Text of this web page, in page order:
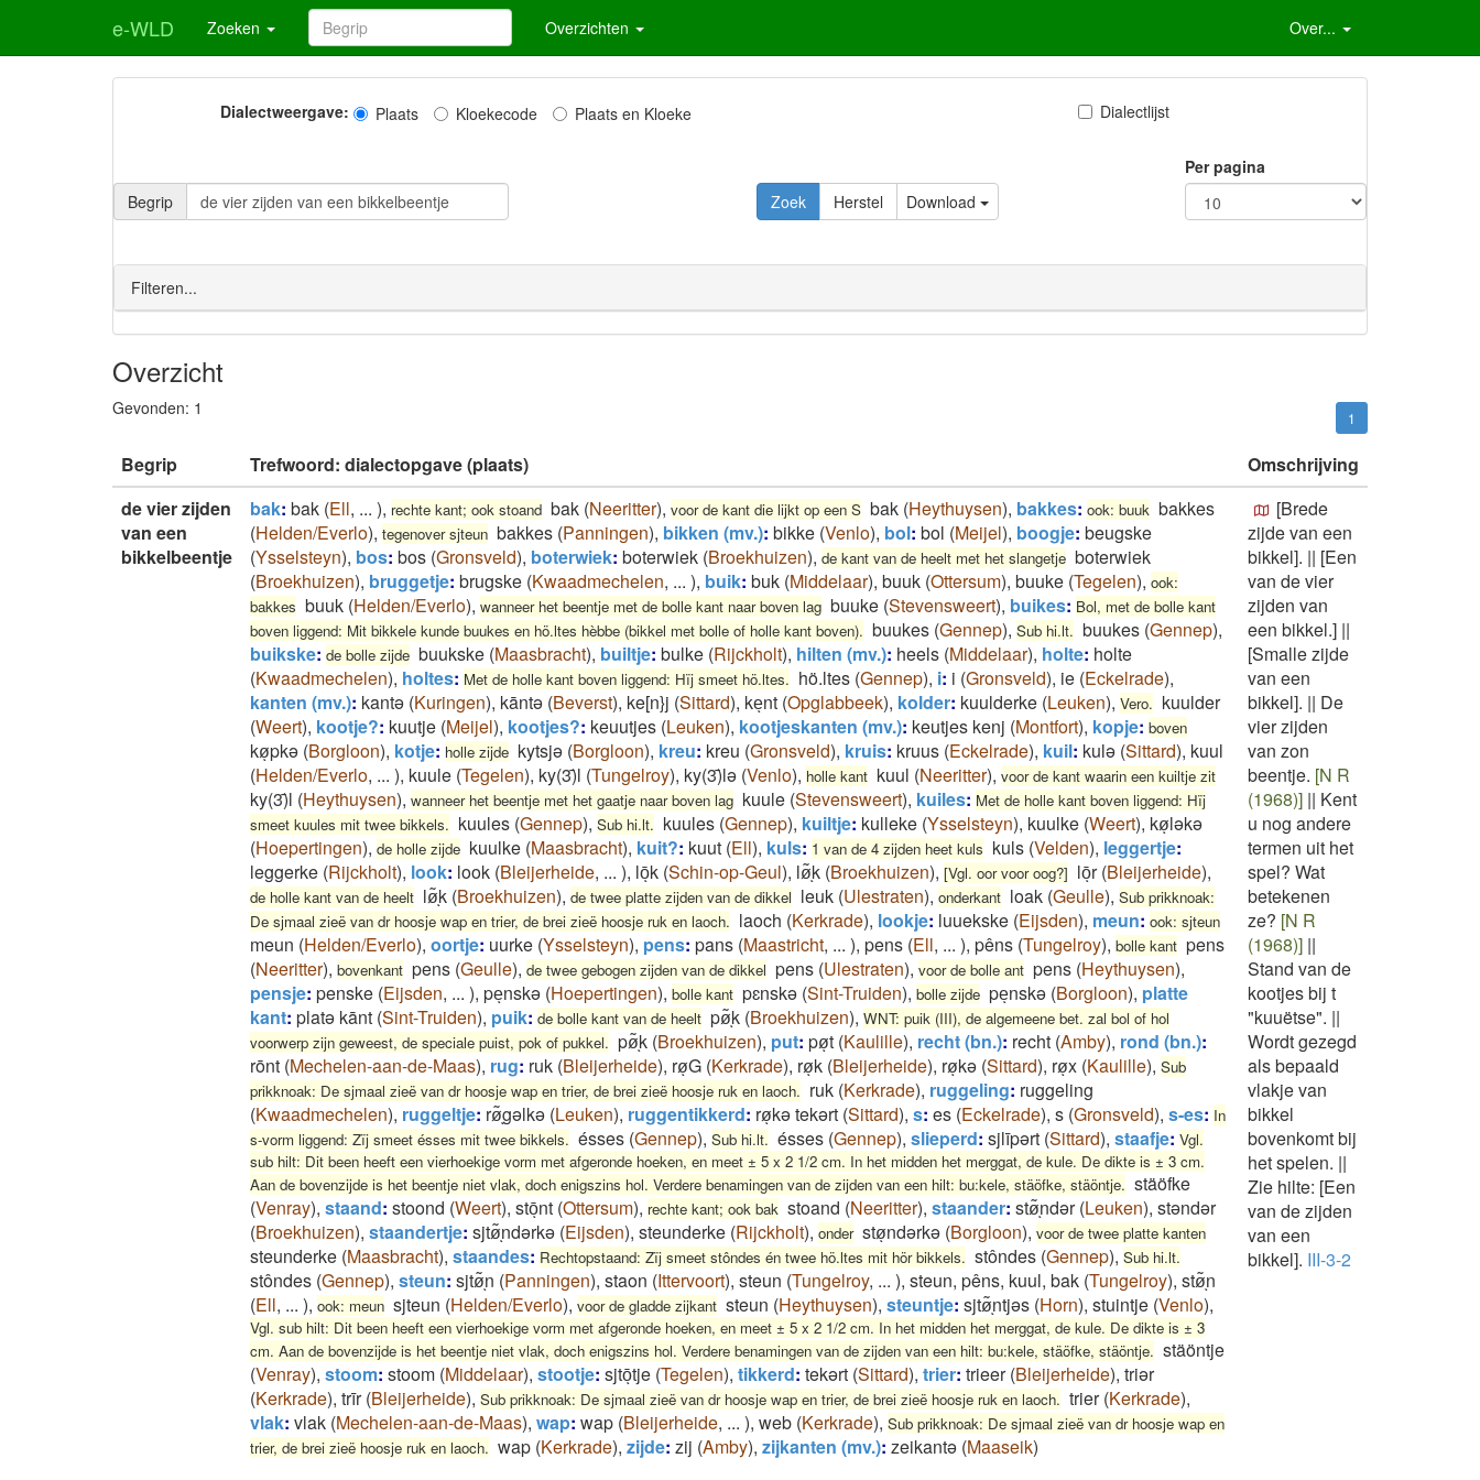
e-WLD Zoeken Overzichten Over...
Dialectweergave: Plaats Kloekecode Plaats en Kloeke Dialectlijst
Begrip Zoek Herstel Download
Per pagina
Filteren...
Overzicht
Gevonden: 1 1
Begrip Trefwoord: dialectopgave (plaats)
Omschrijving
de vier zijden
van een
bikkelbeentje
bak: bak (Ell, ... ), rechte kant; ook stoand bak (Neeritter), voor de kant die lijkt op een S bak (Heythuysen), bakkes: ook: buuk bakkes
(Helden/Everlo), tegenover sjteun bakkes (Panningen), bikken (mv.): bikke (Venlo), bol: bol (Meijel), boogje: beugske
(Ysselsteyn), bos: bos (Gronsveld), boterwiek: boterwiek (Broekhuizen), de kant van de heelt met het slangetje boterwiek
(Broekhuizen), bruggetje: brugske (Kwaadmechelen, ... ), buik: buk (Middelaar), buuk (Ottersum), buuke (Tegelen), ook:
bakkes buuk (Helden/Everlo), wanneer het beentje met de bolle kant naar boven lag buuke (Stevensweert), buikes: Bol, met de bolle kant
boven liggend: Mit bikkele kunde buukes en hö.ltes hèbbe (bikkel met bolle of holle kant boven). buukes (Gennep), Sub hi.lt. buukes (Gennep),
buikske: de bolle zijde buukske (Maasbracht), builtje: bulke (Rijckholt), hilten (mv.): heels (Middelaar), holte: holte
(Kwaadmechelen), holtes: Met de holle kant boven liggend: Hïj smeet hö.ltes. hö.ltes (Gennep), i: i (Gronsveld), ie (Eckelrade),
kanten (mv.): kantə (Kuringen), kāntə (Beverst), ke[n}j (Sittard), keͅnt (Opglabbeek), kolder: kuulderke (Leuken), Vero. kuulder
(Weert), kootje?: kuutje (Meijel), kootjes?: keuutjes (Leuken), kootjeskanten (mv.): keutjes kenj (Montfort), kopje: boven
køͅpkə (Borgloon), kotje: holle zijde kytsjə (Borgloon), kreu: kreu (Gronsveld), kruis: kruus (Eckelrade), kuil: kulə (Sittard), kuul
(Helden/Everlo, ... ), kuule (Tegelen), ky(3)̄l (Tungelroy), ky(3)̄lə (Venlo), holle kant kuul (Neeritter), voor de kant waarin een kuiltje zit
ky(3)̄l (Heythuysen), wanneer het beentje met het gaatje naar boven lag kuule (Stevensweert), kuiles: Met de holle kant boven liggend: Hïj
smeet kuules mit twee bikkels. kuules (Gennep), Sub hi.lt. kuules (Gennep), kuiltje: kulleke (Ysselsteyn), kuulke (Weert), køͅləkə
(Hoepertingen), de holle zijde kuulke (Maasbracht), kuit?: kuut (Ell), kuls: 1 van de 4 zijden heet kuls kuls (Velden), leggertje:
leggerke (Rijckholt), look: look (Bleijerheide, ... ), lōͅk (Schin-op-Geul), lø͂ͅk (Broekhuizen), [Vgl. oor voor oog?] lōͅr(Bleijerheide),
de holle kant van de heelt lø͂ͅk (Broekhuizen), de twee platte zijden van de dikkel leuk (Ulestraten), onderkant loak (Geulle), Sub prikknoak:
De sjmaal zieë van dr hoosje wap en trier, de brei zieë hoosje ruk en laoch. laoch (Kerkrade), lookje: luuekske (Eijsden), meun: ook: sjteun
meun (Helden/Everlo), oortje: uurke (Ysselsteyn), pens: pans (Maastricht, ... ), pens (Ell, ... ), pêns (Tungelroy), bolle kant pens
(Neeritter), bovenkant pens (Geulle), de twee gebogen zijden van de dikkel pens (Ulestraten), voor de bolle ant pens (Heythuysen),
pensje: penske (Eijsden, ... ), peͅnskə (Hoepertingen), bolle kant pɛnskə (Sint-Truiden), bolle zijde peͅnskə (Borgloon), platte
kant: platə kānt (Sint-Truiden), puik: de bolle kant van de heelt pø͂ͅk (Broekhuizen), WNT: puik (III), de algemeene bet. zal bol of hol
voorwerp zijn geweest, de speciale puist, pok of pukkel. pø͂ͅk (Broekhuizen), put: pøͅt (Kaulille), recht (bn.): recht (Amby), rond (bn.):
rōnt (Mechelen-aan-de-Maas), rug: ruk (Bleijerheide), røͅG (Kerkrade), røͅk (Bleijerheide), røͅkə (Sittard), røͅx (Kaulille), Sub
prikknoak: De sjmaal zieë van dr hoosje wap en trier, de brei zieë hoosje ruk en laoch. ruk (Kerkrade), ruggeling: ruggeling
(Kwaadmechelen), ruggeltje: rø͂ͅgəlkə (Leuken), ruggentikkerd: røͅkə tekərt (Sittard), s: es (Eckelrade), s (Gronsveld), s-es: In
s-vorm liggend: Zïj smeet ésses mit twee bikkels. ésses (Gennep), Sub hi.lt. ésses (Gennep), slieperd: sjlīpərt (Sittard), staafje: Vgl.
sub hilt: Dit been heeft een vierhoekige vorm met afgeronde hoeken, en meet ± 5 x 2 1/2 cm. In het midden het merggat, de kule. De dikte is ± 3 cm.
Aan de bovenzijde is het beentje niet vlak, doch enigszins hol. Verdere benamingen van de zijden van een hilt: bu:kele, stäöfke, stäöntje. stäöfke
(Venray), staand: stoond (Weert), stōͅnt (Ottersum), rechte kant; ook bak stoand (Neeritter), staander: stø͂ͅndər(Leuken), stəndər
(Broekhuizen), staandertje: sjtø͂ͅndərkə (Eijsden), steunderke (Rijckholt), onder støͅndərkə (Borgloon), voor de twee platte kanten
steunderke (Maasbracht), staandes: Rechtopstaand: Zïj smeet stôndes én twee hö.ltes mit hör bikkels. stôndes (Gennep), Sub hi.lt.
stôndes (Gennep), steun: sjtø͂ͅn (Panningen), staon (Ittervoort), steun (Tungelroy, ... ), steun, pêns, kuul, bak (Tungelroy), stø͂ͅn
(Ell, ... ), ook: meun sjteun (Helden/Everlo), voor de gladde zijkant steun (Heythuysen), steuntje: sjtø͂ͅntjəs (Horn), stuintje (Venlo),
Vgl. sub hilt: Dit been heeft een vierhoekige vorm met afgeronde hoeken, en meet ± 5 x 2 1/2 cm. In het midden het merggat, de kule. De dikte is ± 3
cm. Aan de bovenzijde is het beentje niet vlak, doch enigszins hol. Verdere benamingen van de zijden van een hilt: bu:kele, stäöfke, stäöntje. stäöntje
(Venray), stoom: stoom (Middelaar), stootje: sjtōͅtje (Tegelen), tikkerd: tekərt (Sittard), trier: trieer(Bleijerheide), triər
(Kerkrade), trīr(Bleijerheide), Sub prikknoak: De sjmaal zieë van dr hoosje wap en trier, de brei zieë hoosje ruk en laoch. trier(Kerkrade),
vlak: vlak (Mechelen-aan-de-Maas), wap: wap (Bleijerheide, ... ), web (Kerkrade), Sub prikknoak: De sjmaal zieë van dr hoosje wap en
trier, de brei zieë hoosje ruk en laoch. wap (Kerkrade), zijde: zij (Amby), zijkanten (mv.): zeikantə (Maaseik)
[Brede
zijde van een
bikkel]. || [Een
van de vier
zijden van
een bikkel.] ||
[Smalle zijde
van een
bikkel]. || De
vier zijden
van zon
beentje. [N R
(1968)] || Kent
u nog andere
termen uit het
spel? Wat
betekenen
ze? [N R
(1968)] ||
Stand van de
kootjes bij t
"kuuëtse". ||
Wordt gezegd
als bepaald
vlakje van
bikkel
bovenkomt bij
het spelen. ||
Zie hilte: [Een
van de zijden
van een
bikkel]. III-3-2